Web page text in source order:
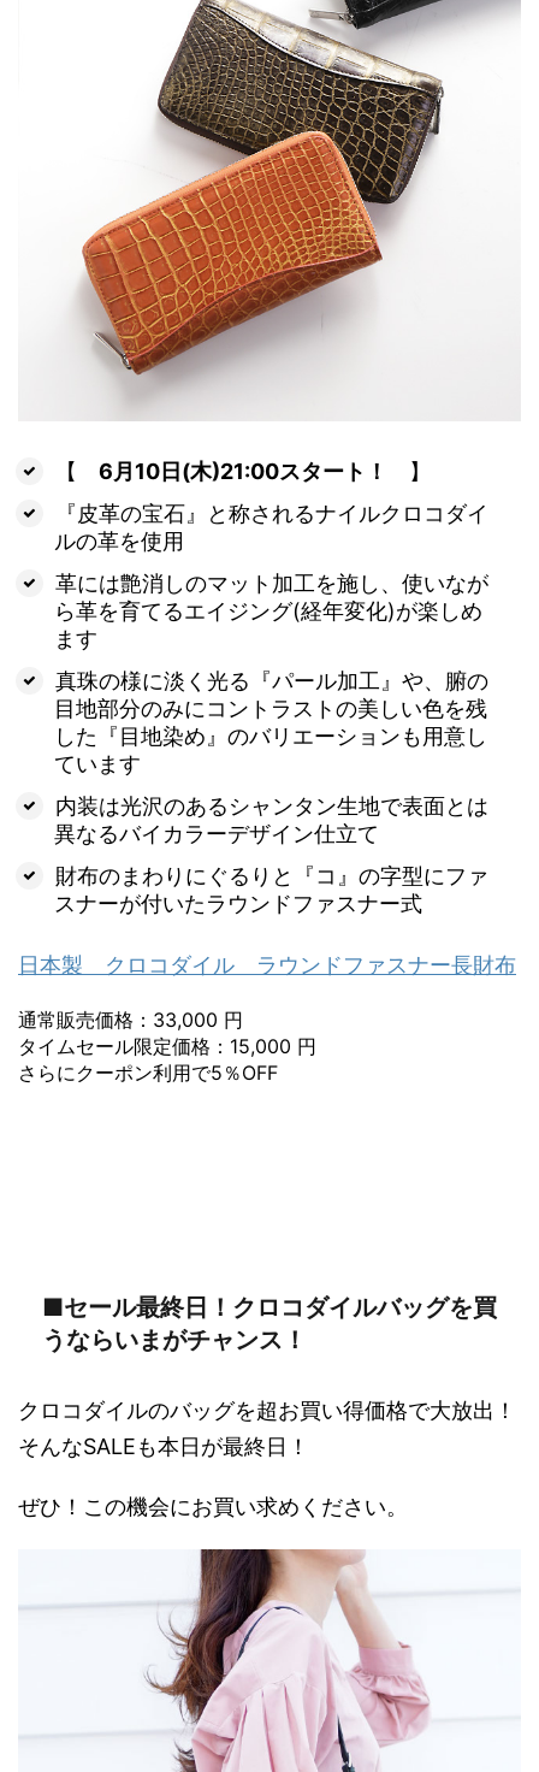
【 6月10日(木)21:00スタート！
】
『皮革の宝石』と称されるナイルクロコダイ
ルの革を使用
革には艶消しのマット加工を施し、使いなが
ら革を育てるエイジング(経年変化)が楽しめ
ます
真珠の様に淡く光る『パール加工』や、腑の
目地部分のみにコントラストの美しい色を残
した『目地染め』のバリエーションも用意し
ています
内装は光沢のあるシャンタン生地で表面とは
異なるバイカラーデザイン仕立て
財布のまわりにぐるりと『コ』の字型にファ
スナーが付いたラウンドファスナー式
日本製 クロコダイル ラウンドファスナー長財布
通常販売価格：33,000 円
タイムセール限定価格：15,000 円
さらにクーポン利用で5％OFF
■セール最終日！クロコダイルバッグを買
うならいまがチャンス！
クロコダイルのバッグを超お買い得価格で大放出！
そんなSALEも本日が最終日！
ぜひ！この機会にお買い求めください。